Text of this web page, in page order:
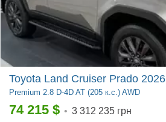
Toyota Land Cruiser Prado 2026
Premium 2.8 D-4D AT (205 к.с.) AWD
74 215 $ • 3 312 235 грн